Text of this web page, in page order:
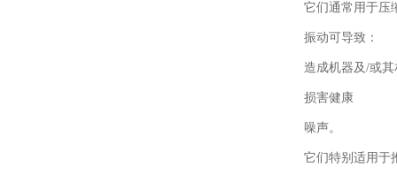
它们通常用于压
振动可导致：
造成机器及/或
损害健康
噪声。
它们特别适用于